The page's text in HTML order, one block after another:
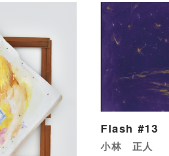
Flash #13
小林 正人